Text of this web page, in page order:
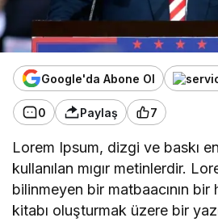
Google'da Abone Ol
0 Paylaş 7
Lorem Ipsum, dizgi ve baskı
kullanılan mıgır metinlerdir.
bilinmeyen bir matbaacının
kitabı oluşturmak üzere bir